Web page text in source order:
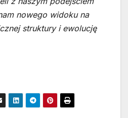
nowego widoku na
struktury i ewolucję